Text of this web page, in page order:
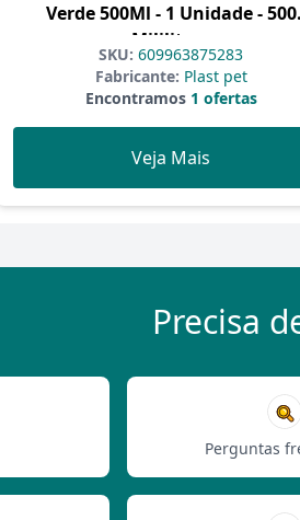
Verde 500Ml - 1 Unidade - 500
Mililitros
SKU: 609963875283
Fabricante: Plast pet
Encontramos1 ofertas
Veja Mais
Precisa
Perguntas